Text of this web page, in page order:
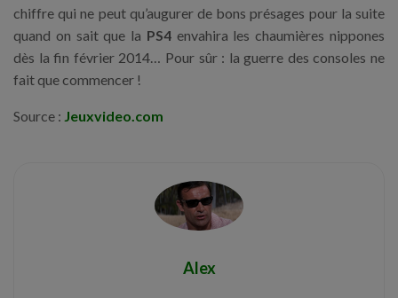
chiffre qui ne peut qu’augurer de bons présages pour la suite
quand on sait que la PS4envahira les chaumières nippones
dès la fin février 2014… Pour sûr : la guerre des consoles ne
fait que commencer !
Source : Jeuxvideo.com
Alex